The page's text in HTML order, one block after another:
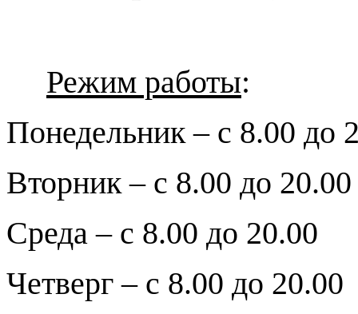
Режим работы:
Понедельник – с 8.00 до
Вторник – с 8.00 до 20.00
Среда – с 8.00 до 20.00
Четверг – с 8.00 до 20.00